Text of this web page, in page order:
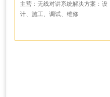
主营：无线对讲系统解决方案：设
计、施工、调试、维修